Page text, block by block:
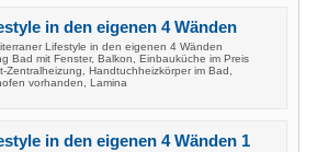
in den eigenen 4 Wänden
Lifestyle in den eigenen 4 Wänden
Bad mit Fenster, Balkon, Einbauküche im Preis
Zentralheizung, Handtuchheizkörper im Bad,
vorhanden, Lamina
in den eigenen 4 Wänden 1